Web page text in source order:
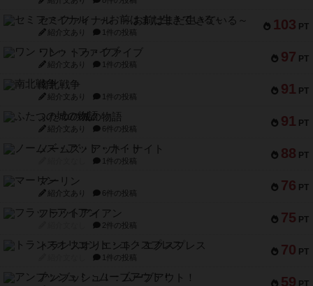
103 PT
セミファイナル ～お前はまだ生きている～
紹介文あり 1件の投稿
97 PT
ワン・トゥ・ファイブ
紹介文あり 1件の投稿
91 PT
南北戦争
紹介文あり 1件の投稿
91 PT
ふたつの城の物語
紹介文あり 6件の投稿
88 PT
ノームズ・アット・ナイト
1件の投稿
76 PT
マーリン
紹介文あり 6件の投稿
75 PT
フラットアイアン
2件の投稿
70 PT
トランスオリエント・エクスプレス
1件の投稿
59 PT
アンブッシュ！：ムーブアウト！